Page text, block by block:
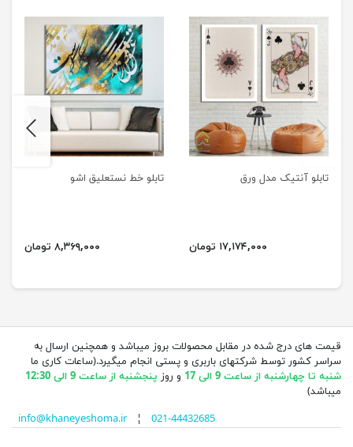
تابلو آنتیک مدل ورق
۱۷,۱۷۴,۰۰۰ تومان
تابلو خط نستعلیق اشو
۸,۳۶۹,۰۰۰ تومان
previus
قیمت های درج شده در مقابل محصولات بروز میباشد و همچنین ارسال به
سراسر کشور توسط شرکتهای باربری و پستی انجام میگیرد.(ساعات کاری ما
شنبه تا چهارشنبه از ساعت 9 الی 17
و روز پنجشنبه از ساعت 9 الی 12:30
میباشد)
info@khaneyeshoma.ir¦ 021-44432685